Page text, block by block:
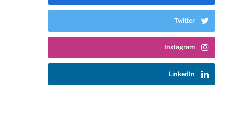
Twitter
Instagram
LinkedIn